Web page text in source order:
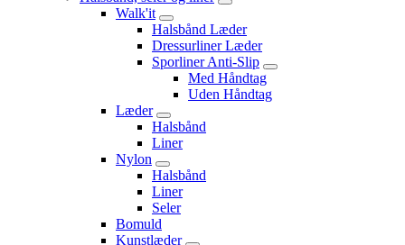
Walk'it
Halsbånd Læder
Dressurliner Læder
Sporliner Anti-Slip
Med Håndtag
Uden Håndtag
Læder
Halsbånd
Liner
Nylon
Halsbånd
Liner
Seler
Bomuld
Kunstlæder